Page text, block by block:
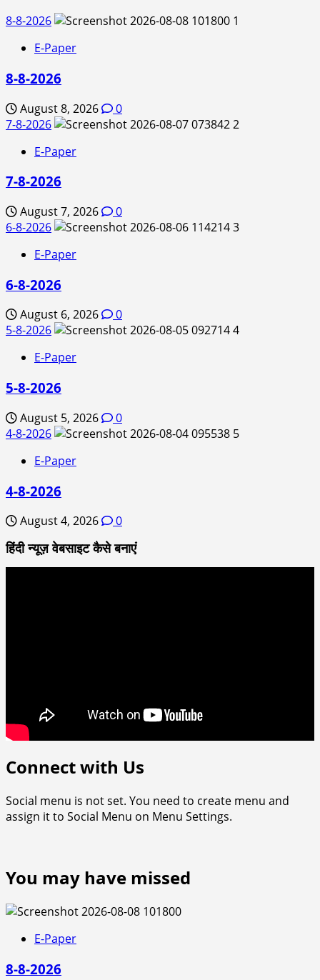
8-8-2026
1
E-Paper
8-8-2026
August 8, 2026
0
7-8-2026
2
E-Paper
7-8-2026
August 7, 2026
0
6-8-2026
3
E-Paper
6-8-2026
August 6, 2026
0
5-8-2026
4
E-Paper
5-8-2026
August 5, 2026
0
4-8-2026
5
E-Paper
4-8-2026
August 4, 2026 0
हिंदी न्यूज़ वेबसाइट कैसे बनाएं
Connect with Us
Social menu is not set. You need to create menu and
assign it to Social Menu on Menu Settings.
You may have missed
E-Paper
8-8-2026